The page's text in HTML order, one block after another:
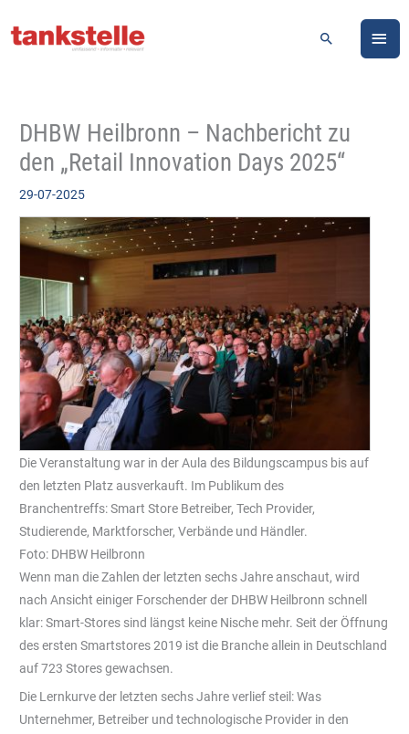
Inhalt
Suchen
DHBW Heilbronn – Nachbericht zu
den „Retail Innovation Days 2025“
29-07-2025
Die Veranstaltung war in der Aula des Bildungscampus bis auf
den letzten Platz ausverkauft. Im Publikum des
Branchentreffs: Smart Store Betreiber, Tech Provider,
Studierende, Marktforscher, Verbände und Händler.
Foto: DHBW Heilbronn
Wenn man die Zahlen der letzten sechs Jahre anschaut, wird
nach Ansicht einiger Forschender der DHBW Heilbronn schnell
klar: Smart-Stores sind längst keine Nische mehr. Seit der Öffnung
des ersten Smartstores 2019 ist die Branche allein in Deutschland
auf 723 Stores gewachsen.
Die Lernkurve der letzten sechs Jahre verlief steil: Was
Unternehmer, Betreiber und technologische Provider in den